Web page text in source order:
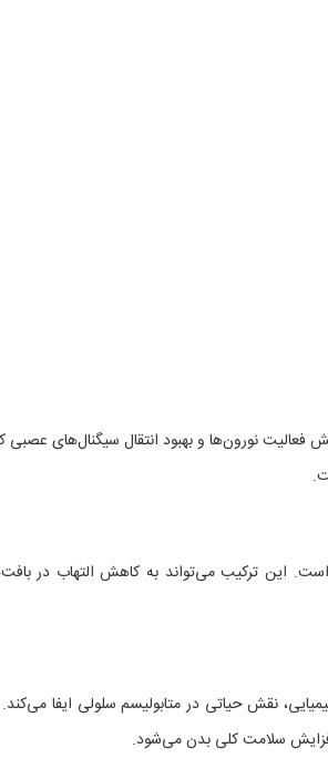
فعالیت نورون‌ها و بهبود انتقال سیگنال‌های
این ترکیب می‌تواند به کاهش التهاب در
نقش حیاتی در متابولیسم سلولی ایفا
افزایش سلامت کلی بدن می‌شود.